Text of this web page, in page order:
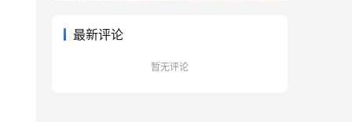
最新评论
暂无评论